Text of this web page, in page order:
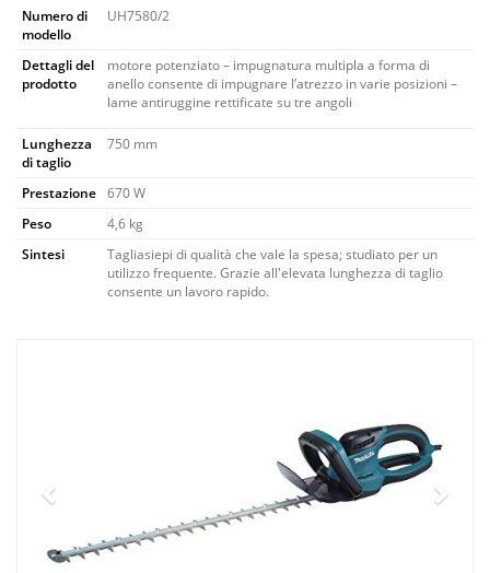
Numero di
modello
UH7580/2
Dettagli del
prodotto
motore potenziato – impugnatura multipla a forma di
anello consente di impugnare l’atrezzo in varie posizioni –
lame antiruggine rettificate su tre angoli
Lunghezza
di taglio
750 mm
Prestazione 670 W
Peso
4,6 kg
Sintesi
Tagliasiepi di qualità che vale la spesa; studiato per un
utilizzo frequente. Grazie all'elevata lunghezza di taglio
consente un lavoro rapido.